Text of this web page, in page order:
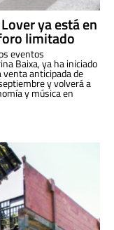
ya está en
limitado
eventos
Baixa, ya ha iniciado
anticipada de
y volverá a
y música en